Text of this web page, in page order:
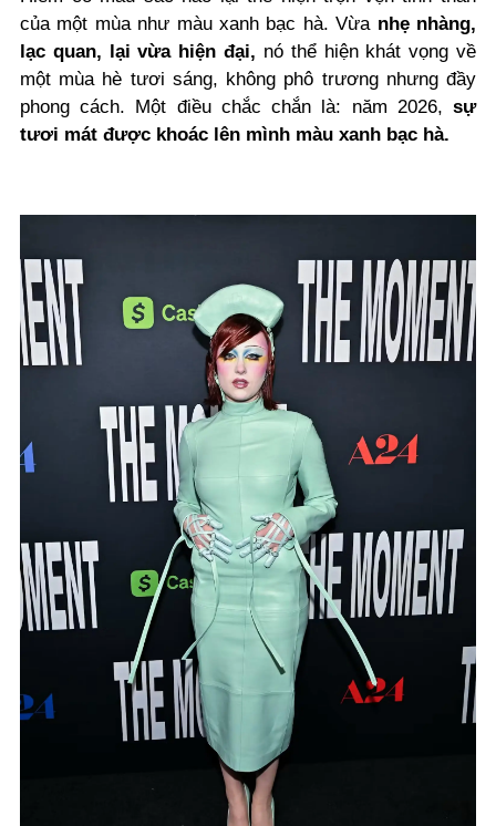
của một mùa như màu xanh bạc hà. Vừa nhẹ nhàng,
lạc quan, lại vừa hiện đại, nó thể hiện khát vọng về
một mùa hè tươi sáng, không phô trương nhưng đầy
phong cách. Một điều chắc chắn là: năm 2026, sự
tươi mát được khoác lên mình màu xanh bạc hà.